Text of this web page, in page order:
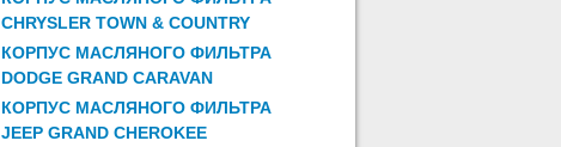
CHRYSLER TOWN & COUNTRY
КОРПУС МАСЛЯНОГО ФИЛЬТРА
DODGE GRAND CARAVAN
КОРПУС МАСЛЯНОГО ФИЛЬТРА
JEEP GRAND CHEROKEE